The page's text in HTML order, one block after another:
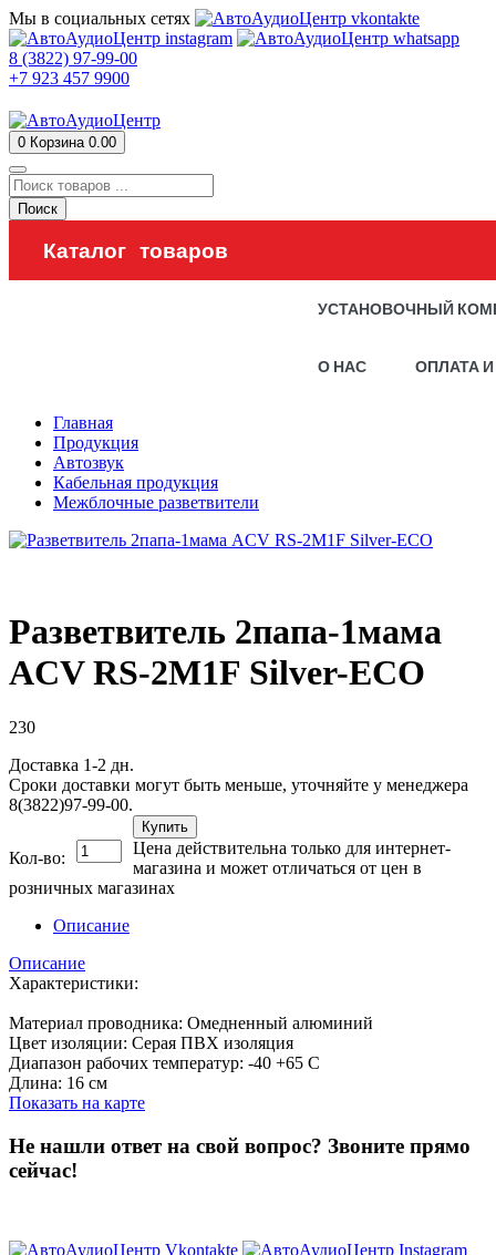
Мы в социальных сетях
8 (3822) 97-99-00
+7 923 457 9900
0 Корзина 0.00
Поиск
Каталог товаров
УСТАНОВОЧНЫЙ
О НАС ОПЛАТА
Главная
Продукция
Автозвук
Кабельная продукция
Межблочные разветвители
Разветвитель 2папа-1мама
ACV RS-2M1F Silver-ECO
230
Доставка 1-2 дн.
Сроки доставки могут быть меньше, уточняйте у менеджера
8(3822)97-99-00.
Кол-во:
Купить
Цена действительна только для интернет-
магазина и может отличаться от цен в
розничных магазинах
Описание
Описание
Характеристики:
Материал проводника: Омедненный алюминий
Цвет изоляции: Серая ПВХ изоляция
Диапазон рабочих температур: -40 +65 С
Длина: 16 см
Показать на карте
Не нашли ответ на свой вопрос? Звоните прямо
сейчас!